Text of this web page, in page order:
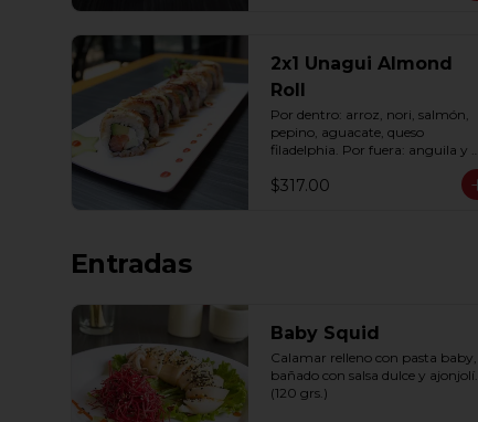
2x1 Unagui Almond
Roll
Por dentro: arroz, nori, salmón,
pepino, aguacate, queso
filadelphia. Por fuera: anguila y
almendra, bañado en salsa dulce
(10 pzas. por rollo).
$317.00
Entradas
Baby Squid
Calamar relleno con pasta baby,
bañado con salsa dulce y ajonjolí.
(120 grs.)